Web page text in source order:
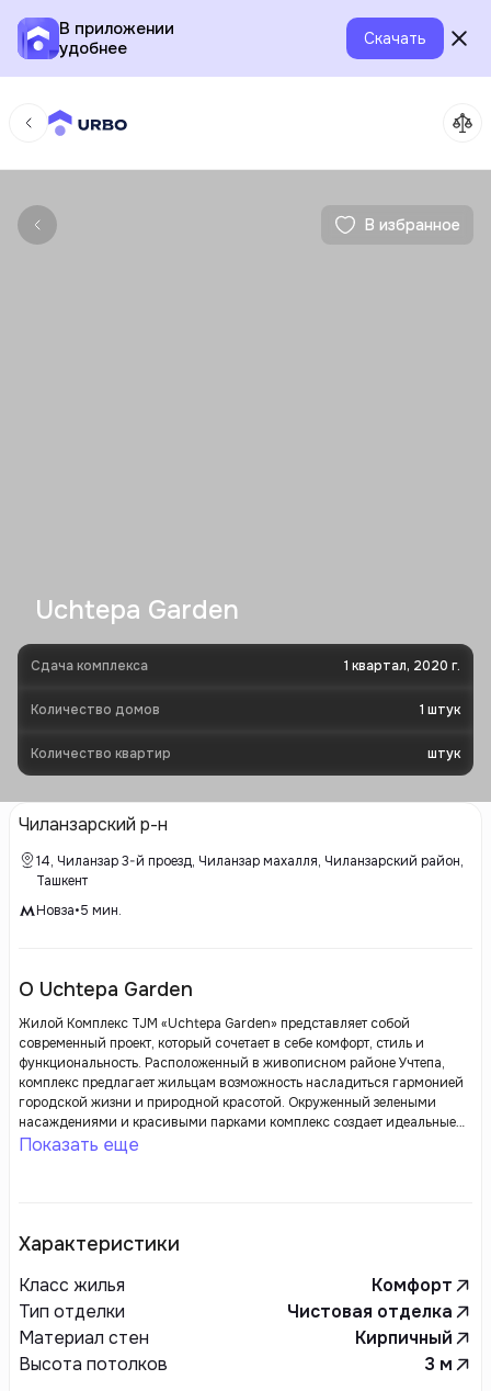
В приложении
удобнее
Скачать
В избранное
Uchtepa Garden
Сдача комплекса 1 квартал, 2020 г.
Количество домов 1 штук
Количество квартир штук
Чиланзарский р-н
14, Чиланзар 3-й проезд, Чиланзар махалля, Чиланзарский район,
Ташкент
Новза•5 мин.
О Uchtepa Garden
Жилой Комплекс TJM «Uchtepa Garden» представляет собой
современный проект, который сочетает в себе комфорт, стиль и
функциональность. Расположенный в живописном районе Учтепа,
комплекс предлагает жильцам возможность насладиться гармонией
городской жизни и природной красотой. Окруженный зелеными
насаждениями и красивыми парками комплекс создает идеальные
условия для уютной жизни.
Показать еще
Характеристики
Класс жилья
Комфорт
Тип отделки
Чистовая отделка
Материал стен
Кирпичный
Высота потолков
3 м